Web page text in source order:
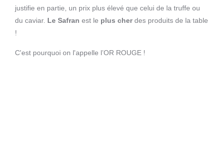
justifie en partie, un prix plus élevé que celui de la truffe ou
du caviar. Le Safran est le plus cherdes produits de la table
!
C'est pourquoi on l'appelle l’OR ROUGE !